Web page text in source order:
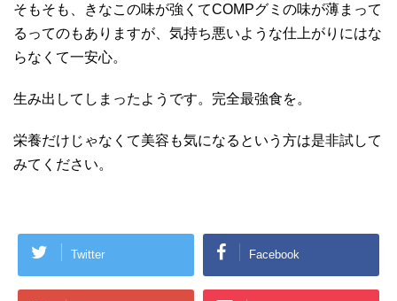
そもそも、きなこの味が強くてCOMPグミの味が薄まって
るってのもありますが、気持ち悪いような仕上がりにはな
らなくて一安心。
生み出してしまったようです。完全最強食を。
栄養だけじゃなくて美容も気になるという方は是非試して
みてください。
Twitter Facebook